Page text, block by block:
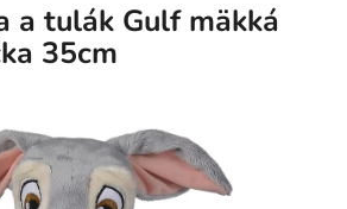
a tulák Gulf mäkká
35cm